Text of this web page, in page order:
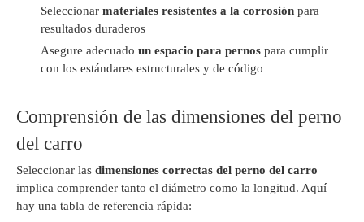
Seleccionar materiales resistentes a la corrosión para
resultados duraderos
Asegure adecuado un espacio para pernos para cumplir
con los estándares estructurales y de código
Comprensión de las dimensiones del perno
del carro
Seleccionar las dimensiones correctas del perno del carro
implica comprender tanto el diámetro como la longitud. Aquí
hay una tabla de referencia rápida: